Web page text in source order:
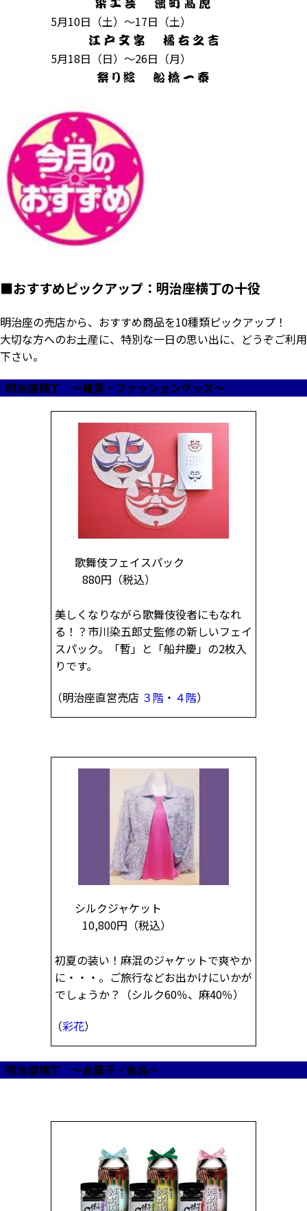
5月10日（土）～17日（土）
5月18日（日）～26日（月）
■おすすめピックアップ：明治座横丁の十役
明治座の売店から、おすすめ商品を10種類ピックアップ！
大切な方へのお土産に、特別な一日の思い出に、どうぞご利用
下さい。
明治座横丁 ～雑貨・ファッショングッズ～
歌舞伎フェイスパック
880円 （税込）
美しくなりながら歌舞伎役者にもなれ
る！？市川染五郎丈監修の新しいフェイ
スパック。「暫」と「船弁慶」の2枚入
りです。
（明治座直営売店 ３階 ・ ４階）
シルクジャケット
10,800円 （税込）
初夏の装い！麻混のジャケットで爽やか
に・・・。ご旅行などお出かけにいかが
でしょうか？（シルク60％、麻40％）
（彩花）
明治座横丁 ～お菓子・食品～